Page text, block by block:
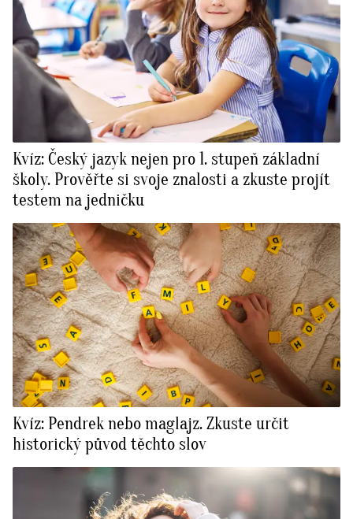
Kvíz: Český jazyk nejen pro 1. stupeň základní
školy. Prověřte si svoje znalosti a zkuste projít
testem na jedničku
Kvíz: Pendrek nebo maglajz. Zkuste určit
historický původ těchto slov